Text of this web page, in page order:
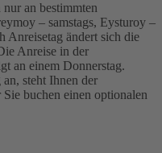
an bestimmten
– samstags, Eysturoy –
Anreisetag ändert sich die
Anreise in der
an einem Donnerstag.
steht Ihnen der
buchen einen optionalen